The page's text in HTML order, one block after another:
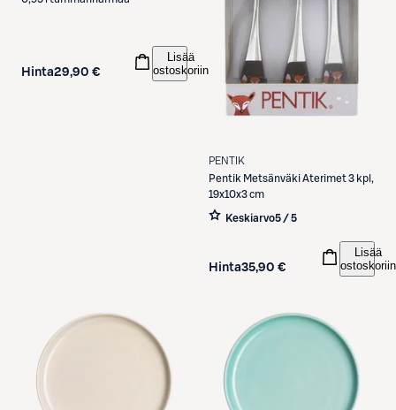
Hinta29,90 €
Lisää
ostoskoriin
PENTIK
Pentik Metsänväki Aterimet 3 kpl,
19x10x3 cm
Keskiarvo5 / 5
Hinta35,90 €
Lisää
ostoskoriin